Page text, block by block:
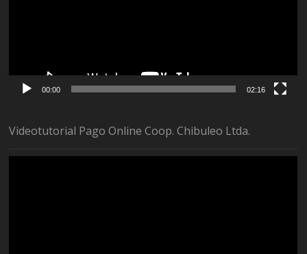
00:00 02:16
Videotutorial Pago Online Coop. Chibuleo Ltda.